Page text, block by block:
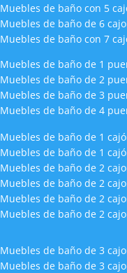
Muebles de baño con 5
Muebles de baño de 6
Muebles de baño con 7
Muebles de baño de 1
Muebles de baño de 2
Muebles de baño de 3
Muebles de baño de 4
Muebles de baño de 1
Muebles de baño de 1
Muebles de baño de 2
Muebles de baño de 2
Muebles de baño de 2
Muebles de baño de 2
Muebles de baño de 3
Muebles de baño de 3